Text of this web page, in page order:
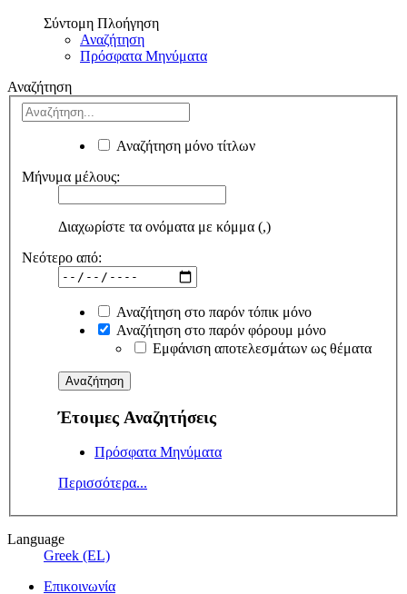
Σύντομη Πλοήγηση
Αναζήτηση
Πρόσφατα Μηνύματα
Αναζήτηση
Αναζήτηση μόνο τίτλων
Μήνυμα μέλους:
Διαχωρίστε τα ονόματα με κόμμα (,)
Νεότερο από:
Αναζήτηση στο παρόν τόπικ μόνο
Αναζήτηση στο παρόν φόρουμ μόνο
Εμφάνιση αποτελεσμάτων ως θέματα
Έτοιμες Αναζητήσεις
Πρόσφατα Μηνύματα
Περισσότερα...
Language
Greek (EL)
Επικοινωνία